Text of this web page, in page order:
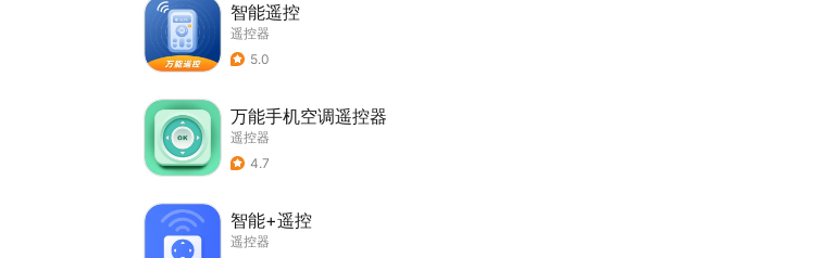
智能遥控
遥控器
5.0
万能手机空调遥控器
遥控器
4.7
智能+遥控
遥控器